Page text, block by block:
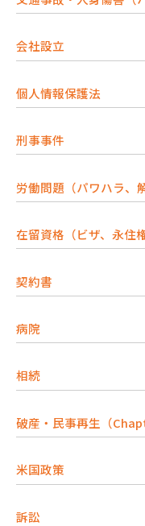
会社設立
個人情報保護法
刑事事件
労働問題（パワハラ、
在留資格（ビザ、永住
契約書
病院
相続
破産・民事再生（
米国政策
訴訟